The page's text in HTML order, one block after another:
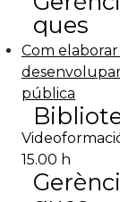
ques
Com
pública
15.00 h